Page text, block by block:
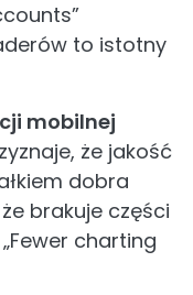
to istotny
mobilnej
że jakość
dobra
brakuje części
charting